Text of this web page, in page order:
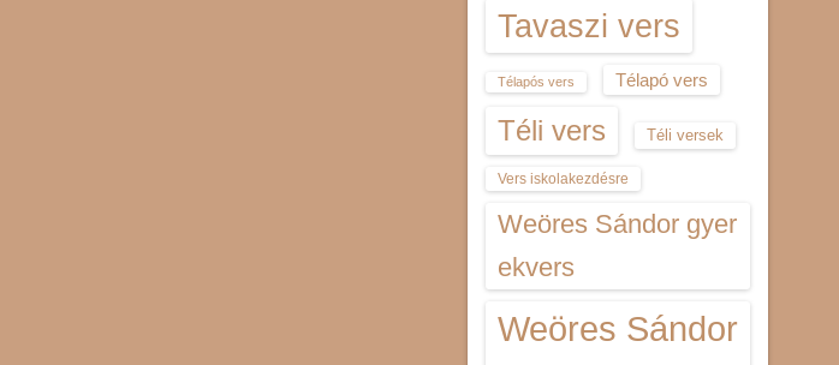
Tavaszi vers
Télapós vers Télapó vers
Téli vers Téli versek
Vers iskolakezdésre
Weöres Sándor gyer
ekvers
Weöres Sándor